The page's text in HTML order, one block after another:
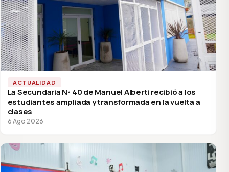
ACTUALIDAD
La Secundaria Nº 40 de Manuel Alberti recibió a los
estudiantes ampliada y transformada en la vuelta a
clases
6 Ago 2026